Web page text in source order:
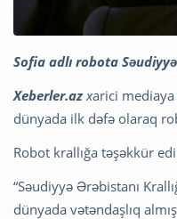
Sofia adlı robota
Xeberler.az xarici
dünyada ilk dəfə olaraq
Robot krallığa təşəkkür
“Səudiyyə Ərəbistanı
dünyada vətəndaşlıq